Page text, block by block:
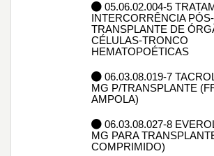
05.06.02.004-5
INTERCORRÊNCIA PÓS-
TRANSPLANTE DE
CÉLULAS-TRONCO
HEMATOPOÉTICAS
06.03.08.019-7
MG P/TRANSPLANTE
AMPOLA)
06.03.08.027-8
MG PARA
COMPRIMIDO)